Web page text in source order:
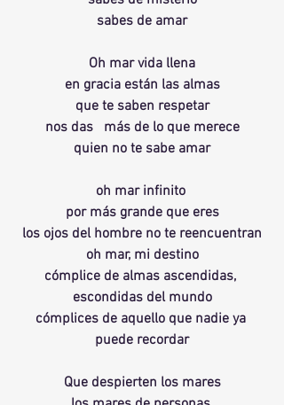
sabes de amar
Oh mar vida llena
en gracia están las almas
que te saben respetar
nos das   más de lo que merece
quien no te sabe amar
oh mar infinito
por más grande que eres
los ojos del hombre no te reencuentran
oh mar, mi destino
cómplice de almas ascendidas,
escondidas del mundo
cómplices de aquello que nadie ya
puede recordar
Que despierten los mares